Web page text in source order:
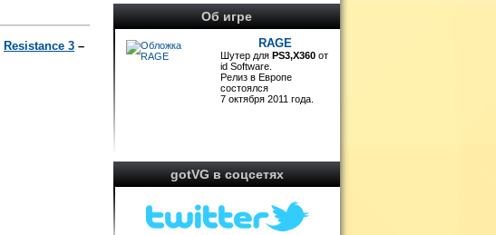
Об игре
RAGE
Шутер для PS3,X360 от
id Software.
Релиз в Европе
состоялся
7 октября 2011 года.
gotVG в соцсетях
Resistance 3 –